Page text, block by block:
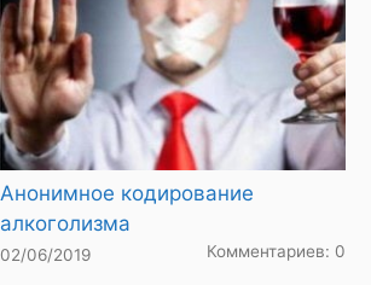
Анонимное кодирование
алкоголизма
02/06/2019 Комментариев: 0